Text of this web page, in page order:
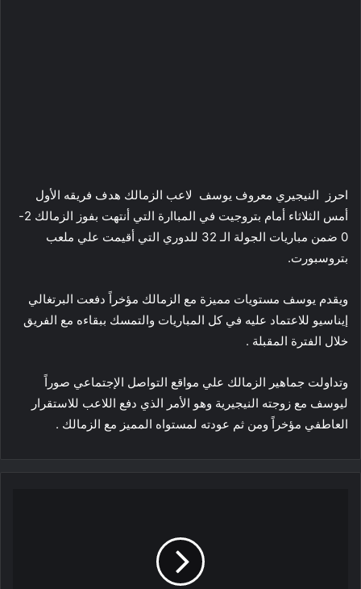
احرز النيجيري معروف يوسف لاعب الزمالك هدف فريقه الأول
أمس الثلاثاء أمام بتروجيت في المباارة التي أنتهت بفوز الزمالك 2-
0 ضمن مباريات الجولة الـ 32 للدوري التي أقيمت علي ملعب
بتروسبورت.
ويقدم يوسف مستويات مميزة مع الزمالك مؤخراً دفعت البرتغالي
إيناسيو للاعتماد عليه في كل المباريات والتمسك ببقاءه مع الفريق
خلال الفترة المقبلة .
وتداولت جماهير الزمالك علي مواقع التواصل الإجتماعي صوراً
ليوسف مع زوجته النيجيرية وهو الأمر الذي دفع اللاعب للاستقرار
العاطفي مؤخراً ومن ثم عودته لمستواه المميز مع الزمالك .